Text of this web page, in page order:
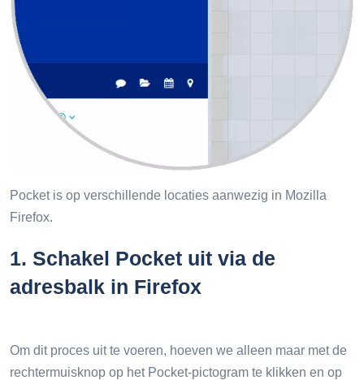
Pocket is op verschillende locaties aanwezig in Mozilla
Firefox.
1. Schakel Pocket uit via de
adresbalk in Firefox
Om dit proces uit te voeren, hoeven we alleen maar met de
rechtermuisknop op het Pocket-pictogram te klikken en op